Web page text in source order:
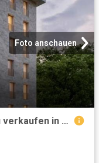
Foto anschauen
Luxus Apartment mit 4 Zimmer zu verkaufen in Lugano Centro, Schweiz